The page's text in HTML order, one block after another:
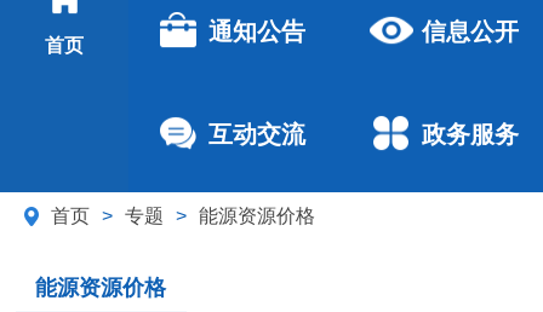
首页
通知公告 信息公开
互动交流 政务服务
首页 > 专题 > 能源资源价格
能源资源价格